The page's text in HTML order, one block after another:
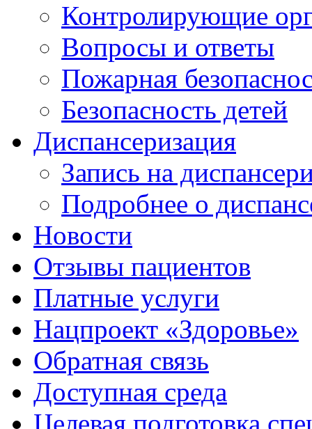
Контролирующие
Вопросы и ответы
Пожарная
Безопасность детей
Диспансеризация
Запись на
Подробнее о
Новости
Отзывы пациентов
Платные услуги
Нацпроект «Здоровье»
Обратная связь
Доступная среда